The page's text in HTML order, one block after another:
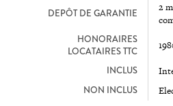
DEPÔT DE GARANTIE
2
HONORAIRES
LOCATAIRES TTC
INCLUS
NON INCLUS